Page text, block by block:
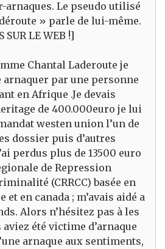
arnaques. Le pseudo utilisé
» parle de lui-même.
SUR LE WEB !]
Chantal Laderoute je
arnaquer par une personne
en Afrique .Je devais
de 400.000euro je lui
westen union l’un de
dossier puis d’autres
perdus plus de 13500 euro
de Repression
(CRRCC) basée en
et en canada ; m’avais aidé a
Alors n’hésitez pas à les
été victime d’arnaque
arnaque aux sentiments,